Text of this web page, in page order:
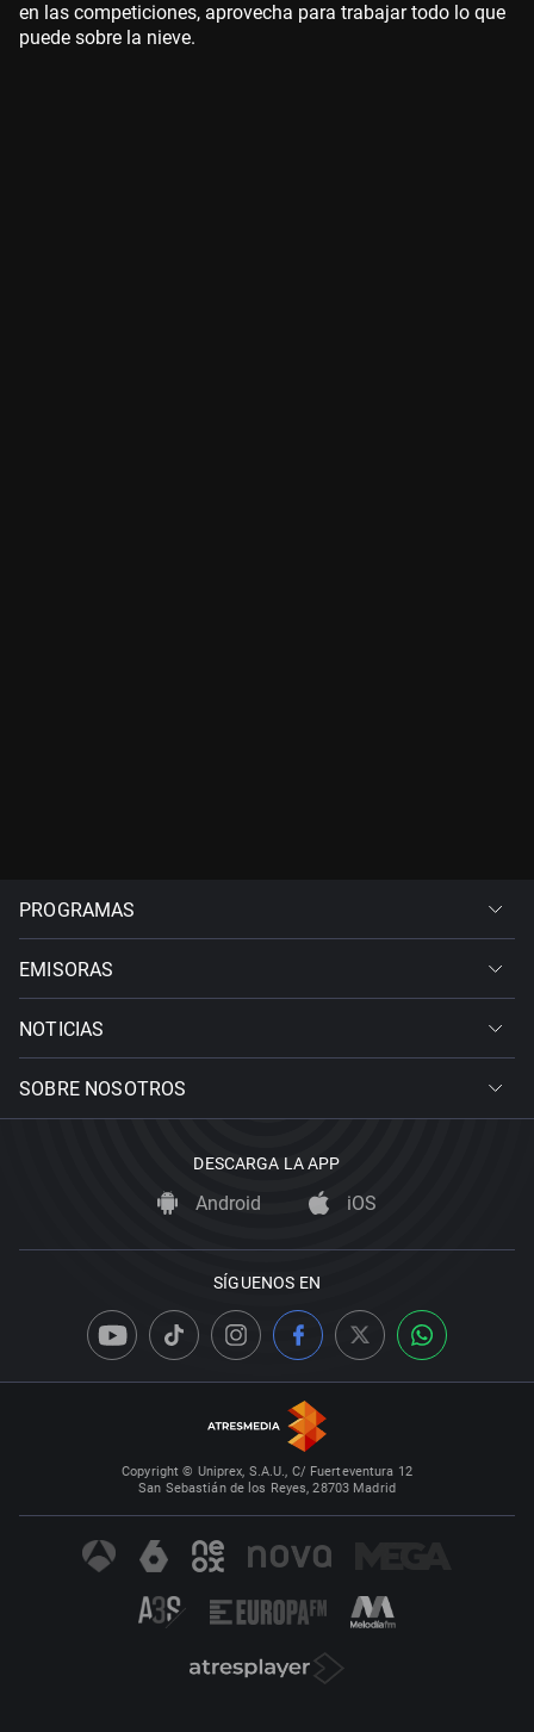
en las competiciones, aprovecha para trabajar todo lo que
puede sobre la nieve.
PROGRAMAS
EMISORAS
NOTICIAS
SOBRE NOSOTROS
DESCARGA LA APP
Android iOS
SÍGUENOS EN
Copyright © Uniprex, S.A.U., C/ Fuerteventura 12
San Sebastián de los Reyes, 28703 Madrid